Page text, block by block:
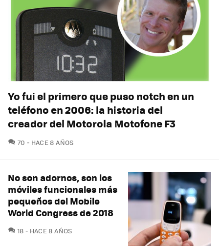
Yo fui el primero que puso notch en un
teléfono en 2006: la historia del
creador del Motorola Motofone F3
70 COMENTARIOS
HACE 8 AÑOS
No son adornos, son los
móviles funcionales más
pequeños del Mobile
World Congress de 2018
18 COMENTARIOS
HACE 8 AÑOS